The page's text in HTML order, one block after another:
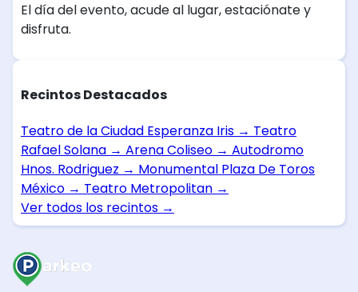
El día del evento, acude al lugar, estaciónate y
disfruta.
Recintos Destacados
Teatro de la Ciudad Esperanza Iris → Teatro
Rafael Solana → Arena Coliseo → Autodromo
Hnos. Rodriguez → Monumental Plaza De Toros
México → Teatro Metropolitan →
Ver todos los recintos →